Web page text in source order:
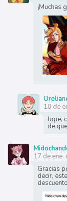
¡Muchas
18 de
Jope,
de
17 de ene.
Gracias
decir,